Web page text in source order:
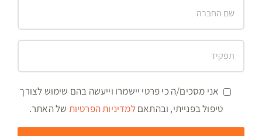
אני מסכים/ה כי פרטי יישמרו וייעשה בהם שימוש לצורך
טיפול בפנייתי, ובהתאםלמדיניות הפרטיות של האתר.